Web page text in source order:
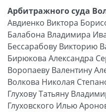
Арбитражного суда
Авдиенко Виктора
Балабона Владимира
Бессарабову Викторию
Бирюкова Александра
Воропаеву Валентину
Волкова Николая
Глухову Татьяну
Глуховского Илью